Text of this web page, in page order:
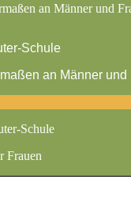
an Männer und
Schule
an Männer und
Schule
Frauen